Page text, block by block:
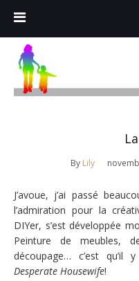
By Lily
J’avoue, j’ai passé
l’admiration pour la
DIYer, s’est développée
Peinture de meubles,
découpage… c’est qu’il
Desperate Housewife!